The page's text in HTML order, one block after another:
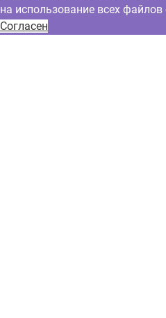
на использование всех файлов
Согласен